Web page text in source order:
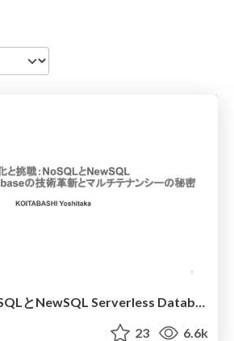
変化と挑戦：NoSQLとNewSQL Serverless Databaseの技術革新とマルチテナンシーの秘密
23 6.6k